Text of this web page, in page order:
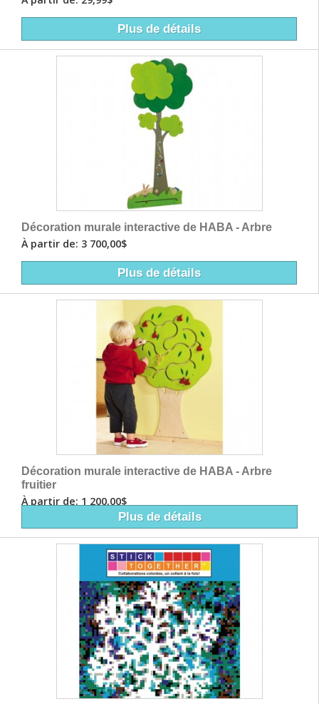
Plus de détails
Décoration murale interactive de HABA - Arbre
À partir de: 3 700,00$
Plus de détails
Décoration murale interactive de HABA - Arbre
fruitier
À partir de: 1 200,00$
Plus de détails